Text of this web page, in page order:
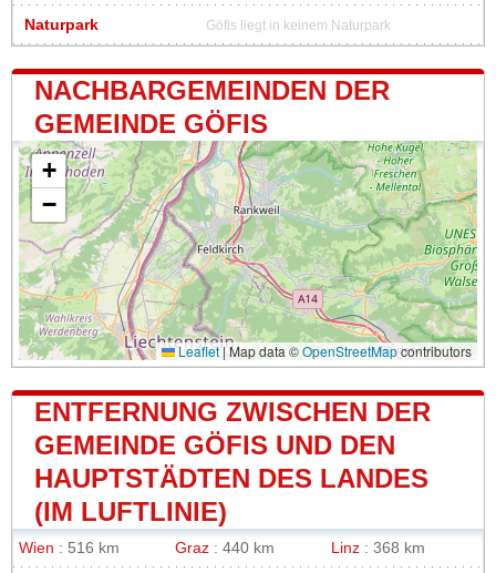
Naturpark Göfis liegt in keinem Naturpark
NACHBARGEMEINDEN DER
GEMEINDE GÖFIS
+
−
Leaflet |Map data ©OpenStreetMapcontributors
ENTFERNUNG ZWISCHEN DER
GEMEINDE GÖFIS UND DEN
HAUPTSTÄDTEN DES LANDES
(IM LUFTLINIE)
Wien : 516 km Graz : 440 km Linz : 368 km